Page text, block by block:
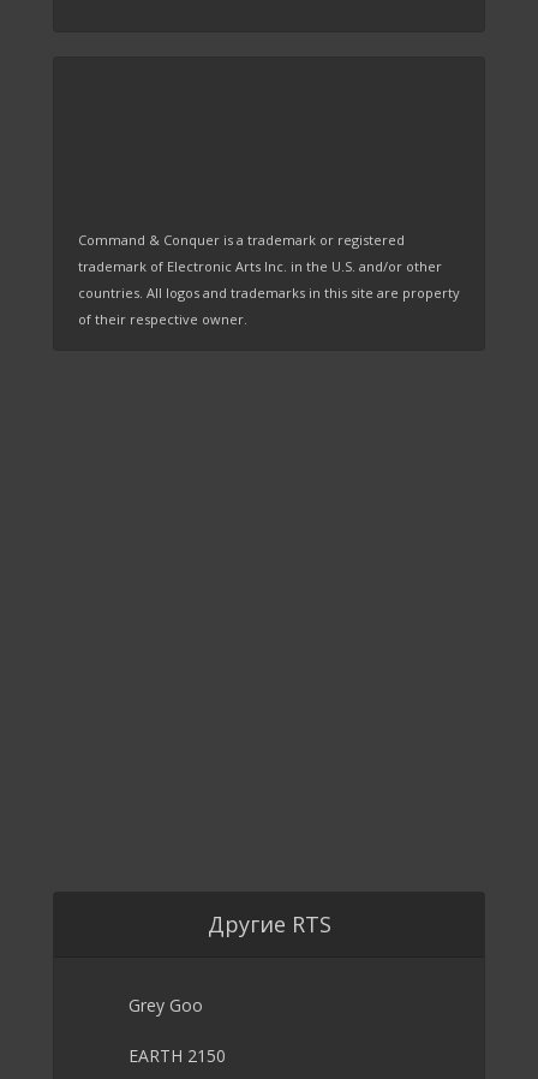
Command & Conquer is a trademark or registered
trademark of Electronic Arts Inc. in the U.S. and/or other
countries. All logos and trademarks in this site are property
of their respective owner.
Другие RTS
Grey Goo
EARTH 2150